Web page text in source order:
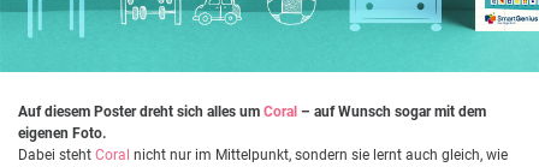
Auf diesem Poster dreht sich alles um Coral – auf Wunsch sogar mit dem
eigenen Foto.
Dabei steht Coral nicht nur im Mittelpunkt, sondern sie lernt auch gleich, wie